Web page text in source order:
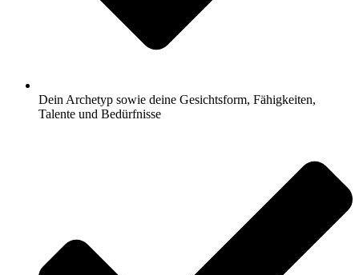
Dein Archetyp sowie deine Gesichtsform, Fähigkeiten,
Talente und Bedürfnisse